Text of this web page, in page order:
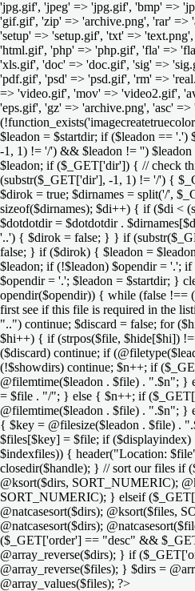
'jpg.gif', 'jpeg' => 'jpg.gif', 'bmp' =>
'gif.gif', 'zip' => 'archive.png', 'rar' =>
'setup' => 'setup.gif', 'txt' =>
'html.gif', 'php' => 'php.gif', 'fla' =>
'xls.gif', 'doc' => 'doc.gif', 'sig' =>
'pdf.gif', 'psd' => 'psd.gif', 'rm' =>
=> 'video.gif', 'mov' => 'video2.gif',
'eps.gif', 'gz' => 'archive.png', 'asc'
$leadon = $startdir; if ($leadon == '.')
-1, 1) != '/') && $leadon != '') $leadon
$leadon; if ($_GET['dir']) { // check
(substr($_GET['dir'], -1, 1) != '/') {
$dirok = true; $dirnames = split('/',
sizeof($dirnames); $di++) { if ($di <
$dotdotdir = $dotdotdir .
'..') { $dirok = false; } } if
false; } if ($dirok) { $leadon =
$leadon; if (!$leadon) $opendir = '.';
$opendir = '.'; $leadon = $startdir; }
opendir($opendir)) { while (false !==
first see if this file is required in the
"..") continue; $discard = false; for
$hi++) { if (strpos($file, $hide[$hi])
($discard) continue; if
(!$showdirs) continue; $n++; if
@filemtime($leadon . $file) . ".$n"; }
= $file . "/"; } else { $n++; if
@filemtime($leadon . $file) . ".$n"; }
{ $key = @filesize($leadon . $file) .
$files[$key] = $file; if
$indexfiles)) { header("Location:
closedir($handle); } // sort our files if
@ksort($dirs, SORT_NUMERIC);
SORT_NUMERIC); } elseif
@natcasesort($dirs); @ksort($files,
@natcasesort($dirs);
($_GET['order'] == "desc" &&
@array_reverse($dirs); } if
@array_reverse($files); } $dirs =
@array_values($files); ?>